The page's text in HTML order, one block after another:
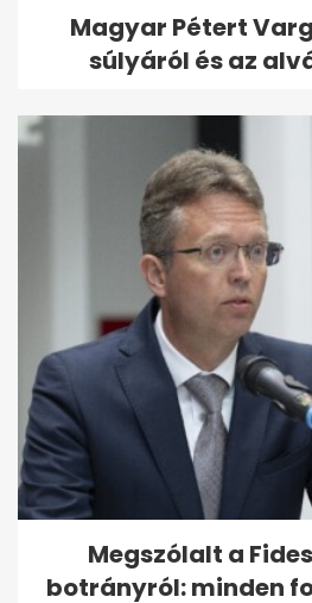
Magyar Pétert
súlyáról és az
Megszólalt a
botrányról: minden